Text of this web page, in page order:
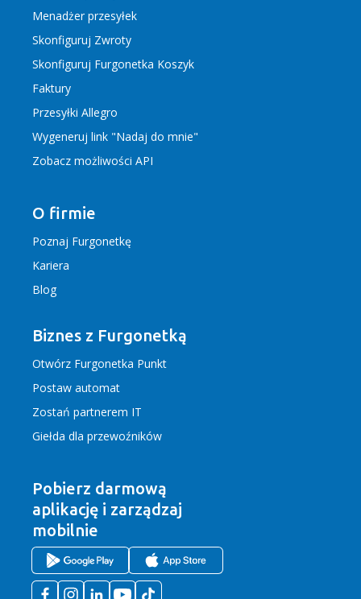
Menadżer przesyłek
Skonfiguruj Zwroty
Skonfiguruj Furgonetka Koszyk
Faktury
Przesyłki Allegro
Wygeneruj link "Nadaj do mnie"
Zobacz możliwości API
O firmie
Poznaj Furgonetkę
Kariera
Blog
Biznes z Furgonetką
Otwórz Furgonetka Punkt
Postaw automat
Zostań partnerem IT
Giełda dla przewoźników
Pobierz darmową
aplikację i zarządzaj
mobilnie